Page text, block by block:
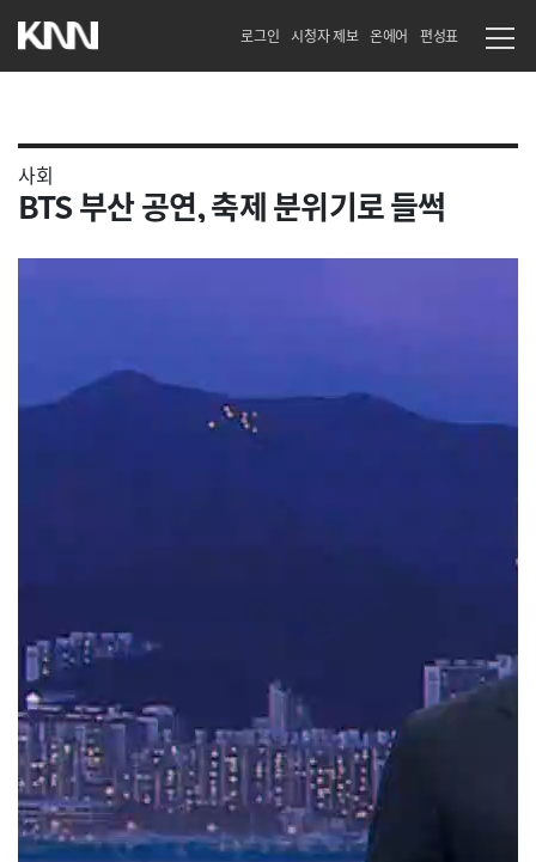
로그인 시청자 제보 온에어 편성표
사회
BTS 부산 공연, 축제 분위기로 들썩